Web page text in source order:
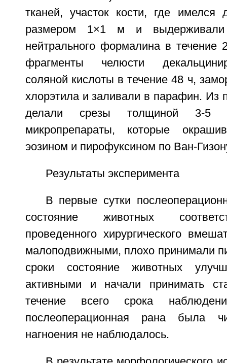
тканей, участок кости, где имелся
размером 1×1 м и
нейтрального формалина в течение
фрагменты челюсти
соляной кислоты в течение 48 ч,
хлорэтила и заливали в парафин. Из
делали срезы толщиной 3-5
микропрепараты, которые
эозином и пирофуксином по Ван-
Результаты эксперимента
В первые сутки
состояние животных
проведенного хирургического
малоподвижными, плохо принимали
сроки состояние животных
активными и начали принимать
течение всего срока
послеоперационная рана была
нагноения не наблюдалось.